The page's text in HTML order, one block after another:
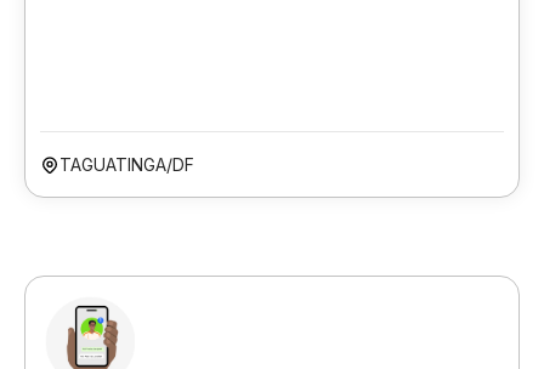
TAGUATINGA/DF